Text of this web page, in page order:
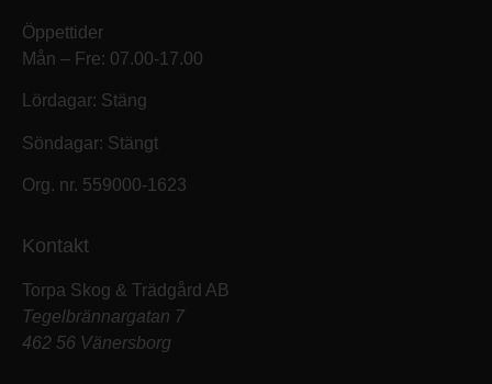
Öppettider
Mån – Fre: 07.00-17.00
Lördagar: Stäng
Söndagar: Stängt
Org. nr. 559000-1623
Kontakt
Torpa Skog & Trädgård AB
Tegelbrännargatan 7
462 56 Vänersborg